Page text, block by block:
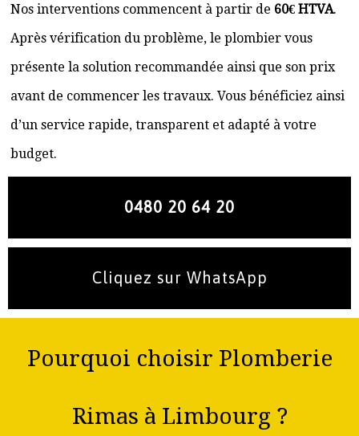
Nos interventions commencent à partir de 60€ HTVA.
Après vérification du problème, le plombier vous
présente la solution recommandée ainsi que son prix
avant de commencer les travaux. Vous bénéficiez ainsi
d’un service rapide, transparent et adapté à votre
budget.
0480 20 64 20
Cliquez sur WhatsApp
Pourquoi choisir Plomberie
Rimas à Limbourg ?